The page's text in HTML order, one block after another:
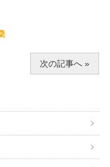
次の記事へ »